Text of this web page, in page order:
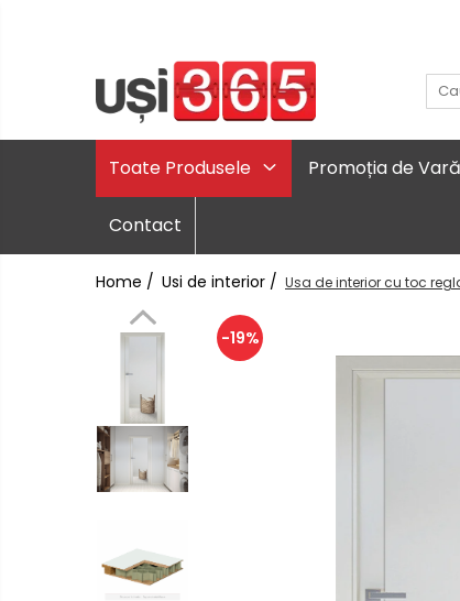
Toate Produsele Promoția de
Contact
Home / Usi de interior / Usa de interior cu toc
-19%